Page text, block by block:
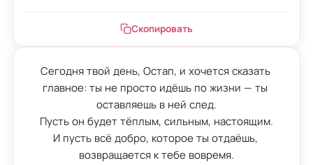
Скопировать
Сегодня твой день, Остап, и хочется сказать
главное: ты не просто идёшь по жизни — ты
оставляешь в ней след.
Пусть он будет тёплым, сильным, настоящим.
И пусть всё добро, которое ты отдаёшь,
возвращается к тебе вовремя.